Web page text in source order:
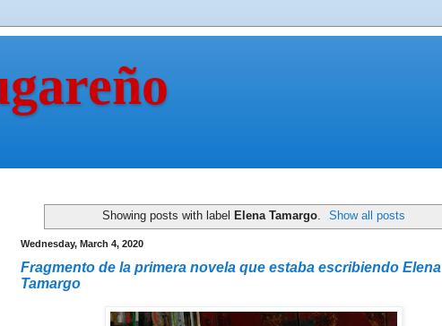
Showing posts with label Elena Tamargo. Show all posts
Wednesday, March 4, 2020
Fragmento de la primera novela que estaba escribiendo Elena
Tamargo